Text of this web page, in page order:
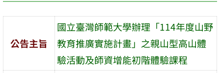
公告主旨
國立臺灣師範大學辦理「114年度山野
教育推廣實施計畫」之親山型高山體
驗活動及師資增能初階體驗課程